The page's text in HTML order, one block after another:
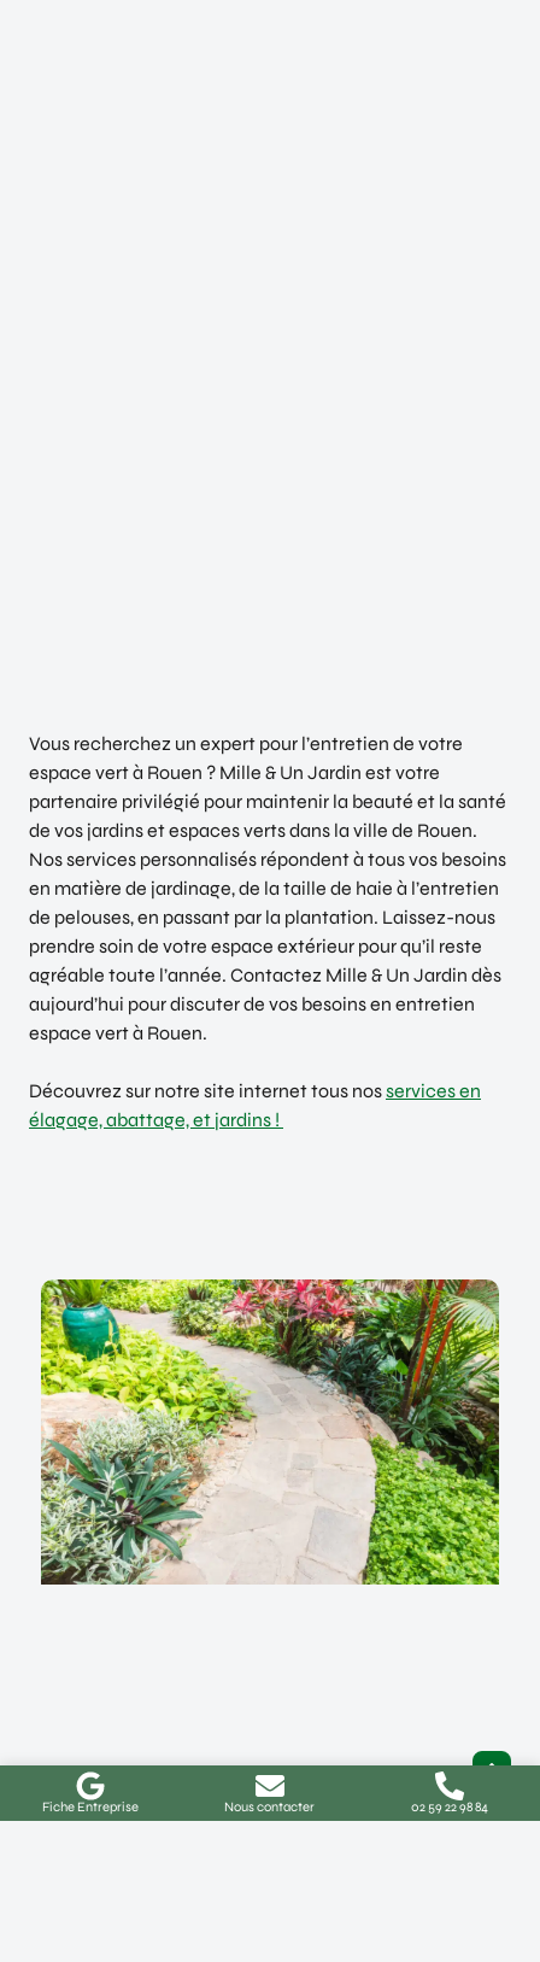
Fiche Entreprise Nous contacter 02 59 22 98 84
Vous recherchez un expert pour l’entretien de votre
espace vert à Rouen ? Mille & Un Jardin est votre
partenaire privilégié pour maintenir la beauté et la santé
de vos jardins et espaces verts dans la ville de Rouen.
Nos services personnalisés répondent à tous vos besoins
en matière de jardinage, de la taille de haie à l’entretien
de pelouses, en passant par la plantation. Laissez-nous
prendre soin de votre espace extérieur pour qu’il reste
agréable toute l’année. Contactez Mille & Un Jardin dès
aujourd’hui pour discuter de vos besoins en entretien
espace vert à Rouen.
Découvrez sur notre site internet tous nosservices en
élagage, abattage, et jardins !